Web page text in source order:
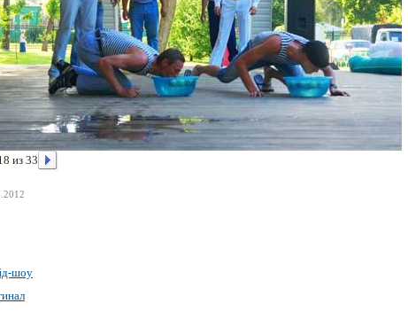
из 33
шоу